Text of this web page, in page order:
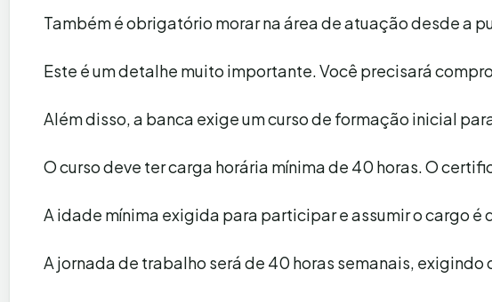
Também é obrigatório morar na área de atuação desde a
Este é um detalhe muito importante. Você precisará
Além disso, a banca exige um curso de formação inicial
O curso deve ter carga horária mínima de 40 horas. O
A idade mínima exigida para participar e assumir o cargo é
A jornada de trabalho será de 40 horas semanais,